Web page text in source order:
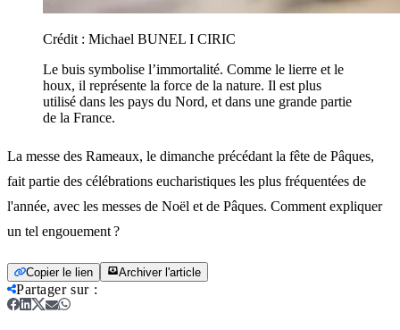
Crédit : Michael BUNEL I CIRIC
Le buis symbolise l’immortalité. Comme le lierre et le
houx, il représente la force de la nature. Il est plus
utilisé dans les pays du Nord, et dans une grande partie
de la France.
La messe des Rameaux, le dimanche précédant la fête de Pâques,
fait partie des célébrations eucharistiques les plus fréquentées de
l'année, avec les messes de Noël et de Pâques. Comment expliquer
un tel engouement ?
Copier le lien Archiver l'article
Partager sur: